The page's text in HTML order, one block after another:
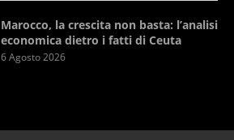
Marocco, la crescita non basta: l’analisi
economica dietro i fatti di Ceuta
6 Agosto 2026